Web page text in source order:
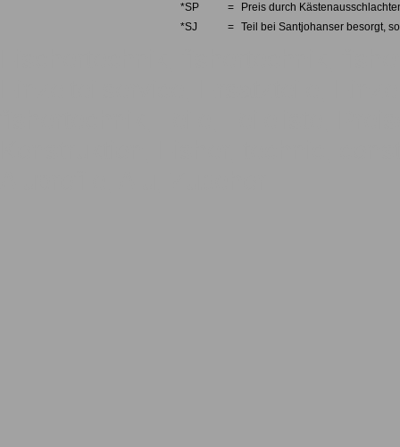
*SP
=
Preis durch
*SJ
= Teil bei Santjohanser besorgt,